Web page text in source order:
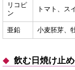
リコピ
ン
トマト、ス
亜鉛 小麦胚芽、
飲む日焼け止